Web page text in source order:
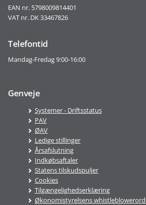
EAN nr. 5798009814401
VAT nr. DK 33467826
Telefontid
Mandag-Fredag 9:00-16:00
Genveje
Systemer - Driftsstatus
PAV
ØAV
Ledige stillinger
Årsafslutning
Indkøbsaftaler
Statens tilskudspuljer
Cookies
Tilgængelighedserklæring
Økonomistyrelsens